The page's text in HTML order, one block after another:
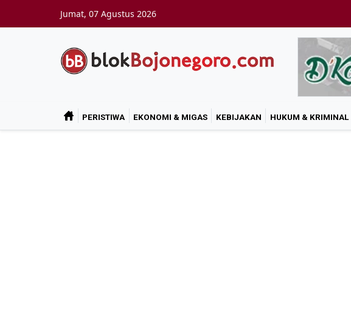
Jumat, 07 Agustus 2026
PERISTIWA EKONOMI & MIGAS KEBIJAKAN HUKUM & KRIMINAL